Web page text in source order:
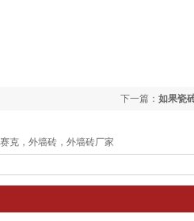
下一篇： 如果瓷
克，外墙砖，外墙砖厂家